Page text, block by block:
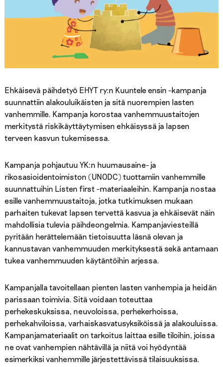
Terassilta töihin -kampanja
Supervoimat-kampanja
Kippistä korkeintaan kohtuudella
Pidä juhlakausi juhlavana -kampanja
Ehkäisevä päihdetyö EHYT ry:n Kuuntele ensin -kampanja
suunnattiin alakouluikäisten ja sitä nuorempien lasten
vanhemmille. Kampanja korostaa vanhemmuustaitojen
merkitystä riskikäyttäytymisen ehkäisyssä ja lapsen
terveen kasvun tukemisessa.
Kampanja pohjautuu YK:n huumausaine- ja
rikosasioidentoimiston (UNODC) tuottamiin vanhemmille
suunnattuihin Listen first -materiaaleihin. Kampanja nostaa
esille vanhemmuustaitoja, jotka tutkimuksen mukaan
parhaiten tukevat lapsen tervettä kasvua ja ehkäisevät näin
mahdollisia tulevia päihdeongelmia. Kampanjaviesteillä
pyritään herättelemään tietoisuutta läsnä olevan ja
kannustavan vanhemmuuden merkityksestä sekä antamaan
tukea vanhemmuuden käytäntöihin arjessa.
Kampanjalla tavoitellaan pienten lasten vanhempia ja heidän
parissaan toimivia. Sitä voidaan toteuttaa
perhekeskuksissa, neuvoloissa, perhekerhoissa,
perhekahviloissa, varhaiskasvatusyksiköissä ja alakouluissa.
Kampanjamateriaalit on tarkoitus laittaa esille tiloihin, joissa
ne ovat vanhempien nähtävillä ja niitä voi hyödyntää
esimerkiksi vanhemmille järjestettävissä tilaisuuksissa.